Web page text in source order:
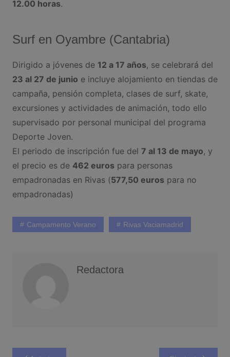
12.00 horas.
Surf en Oyambre (Cantabria)
Dirigido a jóvenes de 12 a 17 años, se celebrará del
23 al 27 de junio e incluye alojamiento en tiendas de
campaña, pensión completa, clases de surf, skate,
excursiones y actividades de animación, todo ello
supervisado por personal municipal del programa
Deporte Joven.
El periodo de inscripción fue del 7 al 13 de mayo, y
el precio es de 462 eurospara personas
empadronadas en Rivas (577,50 eurospara no
empadronadas)
Campamento Verano Rivas Vaciamadrid
Redactora